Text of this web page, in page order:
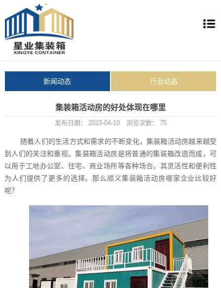
新闻动态 行业动态
集装箱活动房的好处体现在哪里
发布日期： 2023-04-10 浏览次数： 75
随着人们的生活方式和需求的不断变化，集装箱活动房越来越受
到人们的关注和重视。集装箱活动房是将普通的集装箱改造而成，可
以用于工地办公室、住宅、商业场所等各种场合。其灵活性和便利性
为人们提供了更多的选择。那么 顺义集装箱活动房哪家企业比较好
呢？